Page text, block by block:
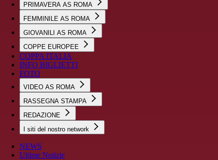
PRIMAVERA AS ROMA
FEMMINILE AS ROMA
GIOVANILI AS ROMA
COPPE EUROPEE
COPPA ITALIA
INFO BIGLIETTI
FOTO
VIDEO AS ROMA
RASSEGNA STAMPA
REDAZIONE
I siti del nostro network
NEWS
Ultime Notizie